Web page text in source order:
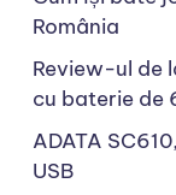
România
Review-ul de
cu baterie de
ADATA
USB